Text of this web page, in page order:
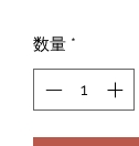
数量 *